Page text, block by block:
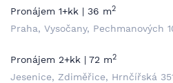
Pronájem 1+kk | 36 m2
Praha, Vysočany, Pechmanových
Pronájem 2+kk | 72 m2
Jesenice, Zdiměřice, Hrnčířská